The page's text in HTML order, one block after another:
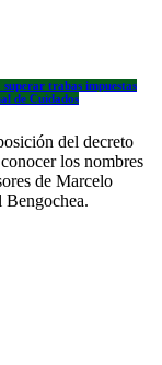
trabas impuestas
de Cuidados
del decreto
los nombres
de Marcelo